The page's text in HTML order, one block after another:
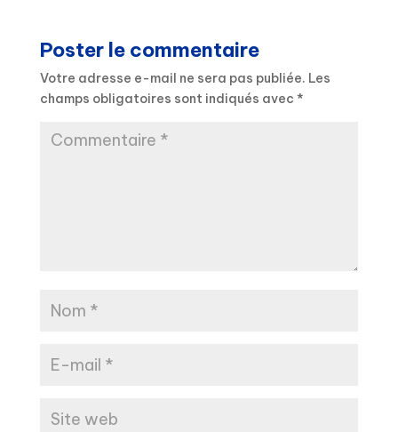
Poster le commentaire
Votre adresse e-mail ne sera pas publiée. Les
champs obligatoires sont indiqués avec *